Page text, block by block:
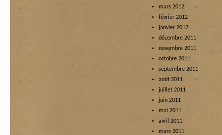
mars 2012
février 2012
janvier 2012
décembre 2011
novembre 2011
octobre 2011
septembre 2011
août 2011
juillet 2011
juin 2011
mai 2011
avril 2011
mars 2011